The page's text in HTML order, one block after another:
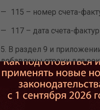
115 – номер счета-
117 – дата счета-
В раздел 9 и
добавлены строки для
авансового счета-
135 – номер счета-